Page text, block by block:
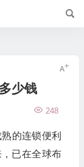
少钱
248
的连锁便利
已在全球布